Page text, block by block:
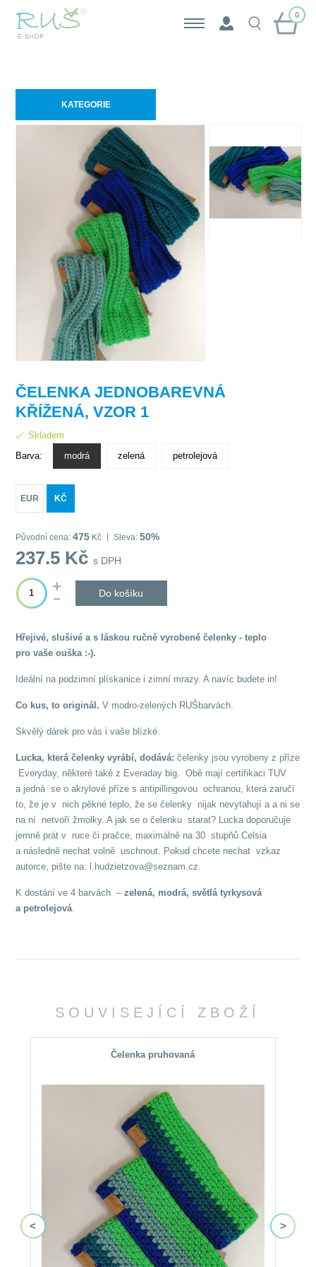
0
KATEGORIE
ČELENKA JEDNOBAREVNÁ
KŘÍŽENÁ, VZOR 1
Skladem
Barva:
modrá zelená petrolejová
EUR KČ
Původní cena:475 Kč Sleva:50%
237.5 Kčs DPH
Do košíku
Hřejivé, slušivé a s láskou ručně vyrobené čelenky - teplo
pro vaše ouška :-).
Ideální na podzimní plískanice i zimní mrazy. A navíc budete in!
Co kus, to originál.V modro-zelených RUŠbarvách.
Skvělý dárek pro vás i vaše blízké.
Lucka, která čelenky vyrábí, dodává: čelenky jsou vyrobeny z příze
Everyday, některé také z Everaday big. Obě mají certifikaci TUV
a jedná se o akrylové příze s antipillingovou ochranou, která zaručí
to, že je v nich pěkné teplo, že se čelenky nijak nevytahují a a ni se
na ní netvoří žmolky. A jak se o čelenku starat? Lucka doporučuje
jemně prát v ruce či pračce, maximálně na 30 stupňů Celsia
a následně nechat volně uschnout. Pokud chcete nechat vzkaz
autorce, pište na: l.hudzietzova@seznam.cz.
K dostání ve 4 barvách –zelená, modrá, světlá tyrkysová
a petrolejová.
SOUVISEJÍCÍ ZBOŽÍ
Čelenka pruhovaná